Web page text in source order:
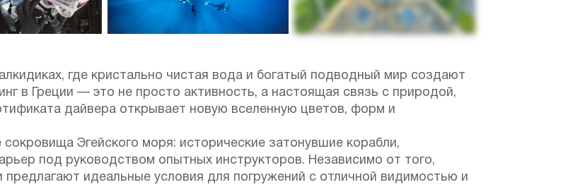
где кристально чистая вода и богатый подводный мир создают
в Греции — это не просто активность, а настоящая связь с природой,
дайвера открывает новую вселенную цветов, форм и
Эгейского моря: исторические затонувшие корабли,
под руководством опытных инструкторов. Независимо от того,
идеальные условия для погружений с отличной видимостью и